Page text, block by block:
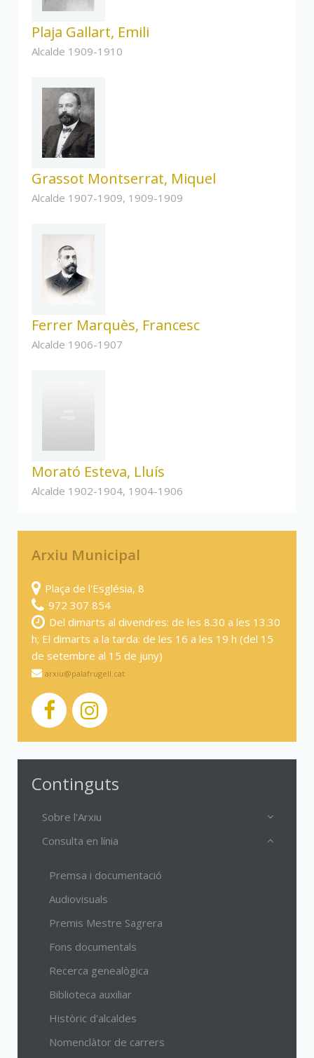
Plaja Gallart, Emili
Alcalde 1909-1910
Grassot Montserrat, Miquel
Alcalde 1907-1909, 1909-1909
Ferrer Marquès, Francesc
Alcalde 1906-1907
Morató Esteva, Lluís
Alcalde 1902-1904, 1904-1906
Arxiu Municipal
Plaça de l'Església, 8
972 307 854
Del dimarts al divendres: de les 8.30 a les 13.30
h; El dimarts a la tarda: de les 16 a les 19 h (del 15
de setembre al 15 de juny)
arxiu@palafrugell.cat
Continguts
Sobre l'Arxiu
Consulta en línia
Premsa i documentació
Audiovisuals
Premis Mestre Sagrera
Fons documentals
Recerca genealògica
Biblioteca auxiliar
Històric d'alcaldes
Nomenclàtor de carrers